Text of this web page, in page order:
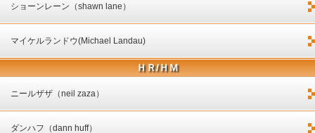
ショーンレーン（shawn lane）
マイケルランドウ(Michael Landau)
ＨＲ/ＨＭ
ニールザザ（neil zaza）
ダンハフ（dann huff）